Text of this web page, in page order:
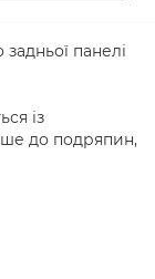
панелі
із
до подряпин,